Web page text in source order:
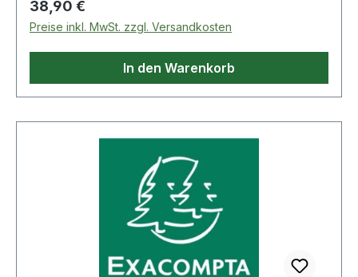
Regulärer Preis:
38,90 €
Preise inkl. MwSt. zzgl. Versandkosten
In den Warenkorb